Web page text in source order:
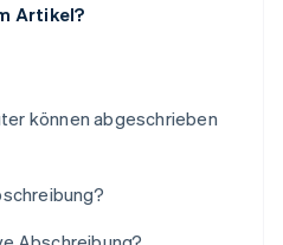
Artikel?
können abgeschrieben